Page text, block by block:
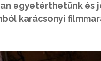
egyetérthetünk és
karácsonyi